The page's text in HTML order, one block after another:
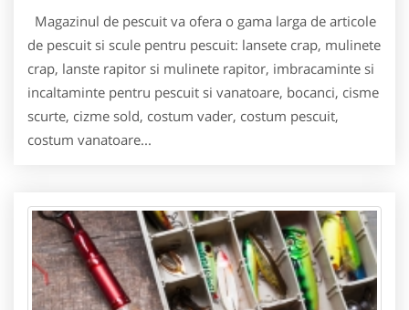
Magazinul de pescuit va ofera o gama larga de articole
de pescuit si scule pentru pescuit: lansete crap, mulinete
crap, lanste rapitor si mulinete rapitor, imbracaminte si
incaltaminte pentru pescuit si vanatoare, bocanci, cisme
scurte, cizme sold, costum vader, costum pescuit,
costum vanatoare...